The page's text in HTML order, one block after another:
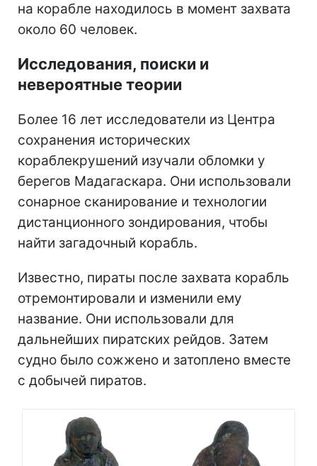
на корабле находилось в момент захвата
около 60 человек.
Исследования, поиски и
невероятные теории
Более 16 лет исследователи из Центра
сохранения исторических
кораблекрушений изучали обломки у
берегов Мадагаскара. Они использовали
сонарное сканирование и технологии
дистанционного зондирования, чтобы
найти загадочный корабль.
Известно, пираты после захвата корабль
отремонтировали и изменили ему
название. Они использовали для
дальнейших пиратских рейдов. Затем
судно было сожжено и затоплено вместе
с добычей пиратов.